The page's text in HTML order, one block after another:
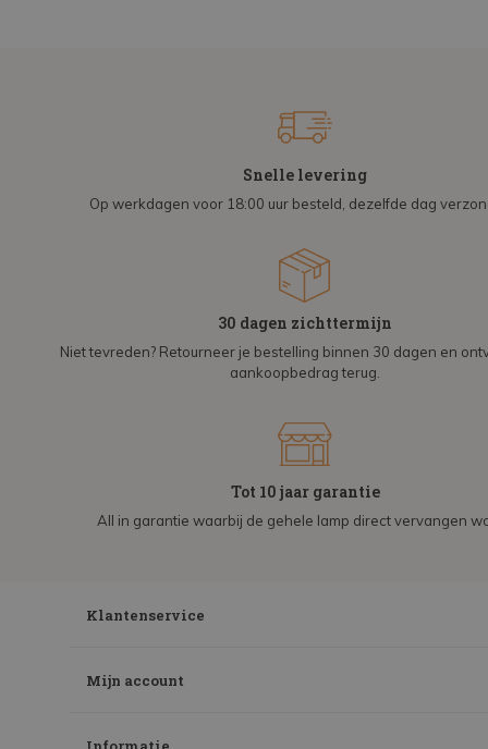
Snelle levering
Op werkdagen voor 18:00 uur besteld, dezelfde dag
30 dagen zichttermijn
Niet tevreden? Retourneer je bestelling binnen 30 dagen en
aankoopbedrag terug.
Tot 10 jaar garantie
All in garantie waarbij de gehele lamp direct vervangen
Klantenservice
Mijn account